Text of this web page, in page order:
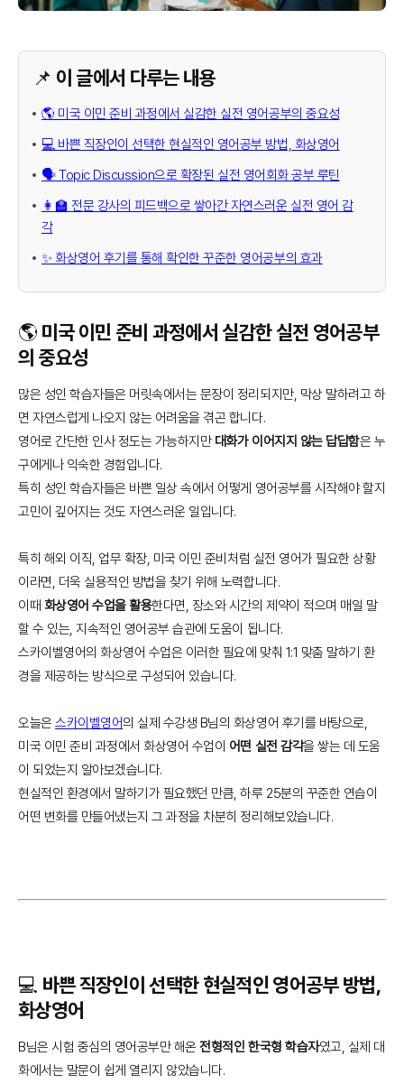
📌 이 글에서 다루는 내용
🌎 미국 이민 준비 과정에서 실감한 실전 영어공부의 중요성
💻 바쁜 직장인이 선택한 현실적인 영어공부 방법, 화상영어
🗣️ Topic Discussion으로 확장된 실전 영어회화 공부 루틴
👩‍🏫 전문 강사의 피드백으로 쌓아간 자연스러운 실전 영어 감
각
✨ 화상영어 후기를 통해 확인한 꾸준한 영어공부의 효과
🌎 미국 이민 준비 과정에서 실감한 실전 영어공부
의 중요성
많은 성인 학습자들은 머릿속에서는 문장이 정리되지만, 막상 말하려고 하
면 자연스럽게 나오지 않는 어려움을 겪곤 합니다.
영어로 간단한 인사 정도는 가능하지만 대화가 이어지지 않는 답답함은 누
구에게나 익숙한 경험입니다.
특히 성인 학습자들은 바쁜 일상 속에서 어떻게 영어공부를 시작해야 할지
고민이 깊어지는 것도 자연스러운 일입니다.
특히 해외 이직, 업무 확장, 미국 이민 준비처럼 실전 영어가 필요한 상황
이라면, 더욱 실용적인 방법을 찾기 위해 노력합니다.
이때 화상영어 수업을 활용한다면, 장소와 시간의 제약이 적으며 매일 말
할 수 있는, 지속적인 영어공부 습관에 도움이 됩니다.
스카이벨영어의 화상영어 수업은 이러한 필요에 맞춰 1:1 맞춤 말하기 환
경을 제공하는 방식으로 구성되어 있습니다.
오늘은스카이벨영어의 실제 수강생 B님의 화상영어 후기를 바탕으로,
미국 이민 준비 과정에서 화상영어 수업이 어떤 실전 감각을 쌓는 데 도움
이 되었는지 알아보겠습니다.
현실적인 환경에서 말하기가 필요했던 만큼, 하루 25분의 꾸준한 연습이
어떤 변화를 만들어냈는지 그 과정을 차분히 정리해보았습니다.
💻 바쁜 직장인이 선택한 현실적인 영어공부 방법,
화상영어
B님은 시험 중심의 영어공부만 해온전형적인 한국형 학습자였고, 실제 대
화에서는 말문이 쉽게 열리지 않았습니다.